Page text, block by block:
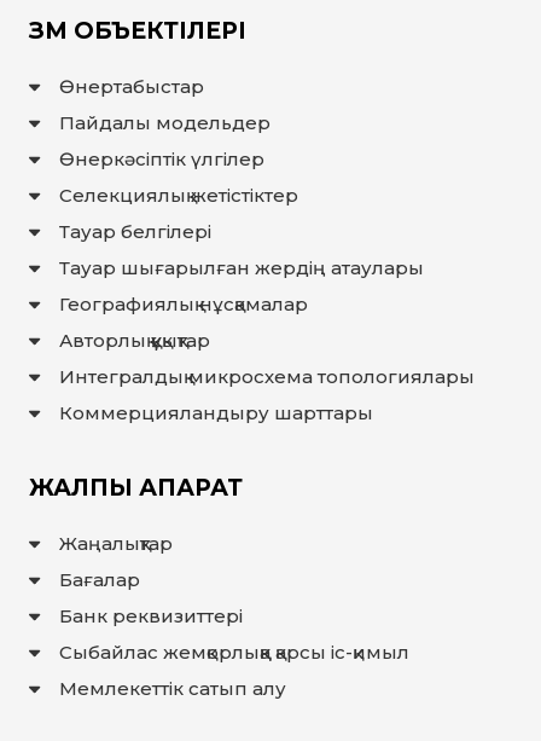
ЗМ ОБЪЕКТІЛЕРІ
Өнертабыстар
Пайдалы модельдер
Өнеркәсіптік үлгілер
Селекциялық жетістіктер
Тауар белгілері
Тауар шығарылған жердiң атаулары
Географиялық нұсқамалар
Авторлық құқықтар
Интегралдық микросхема топологиялары
Коммерцияландыру шарттары
ЖАЛПЫ АҚПАРАТ
Жаңалықтар
Бағалар
Банк реквизиттері
Сыбайлас жемқорлыққа қарсы іс-қимыл
Мемлекеттiк сатып алу